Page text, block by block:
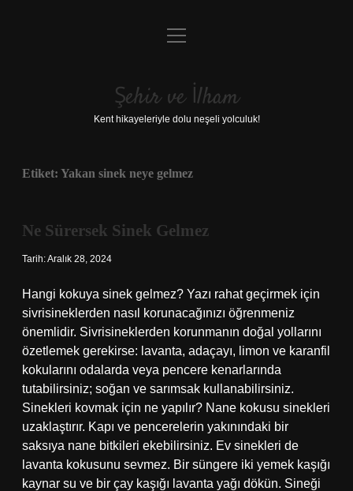
Anasayfa
Yasal Uyarı
menüyü
Şehir ve İlham
Kent hikayeleriyle dolu neşeli yolculuk!
Etiket: Yakan sinek neye gelmez
Ne Sürersek Sinek Gelmez
Tarih: Aralık 28, 2024
Hangi kokuya sinek gelmez? Yazı rahat geçirmek için
sivrisineklerden nasıl korunacağınızı öğrenmeniz
önemlidir. Sivrisineklerden korunmanın doğal yollarını
özetlemek gerekirse: lavanta, adaçayı, limon ve karanfil
kokularını odalarda veya pencere kenarlarında
tutabilirsiniz; soğan ve sarımsak kullanabilirsiniz.
Sinekleri kovmak için ne yapılır? Nane kokusu sinekleri
uzaklaştırır. Kapı ve pencerelerin yakınındaki bir
saksıya nane bitkileri ekebilirsiniz. Ev sinekleri de
lavanta kokusunu sevmez. Bir süngere iki yemek kaşığı
kaynar su ve bir çay kaşığı lavanta yağı dökün. Sineği